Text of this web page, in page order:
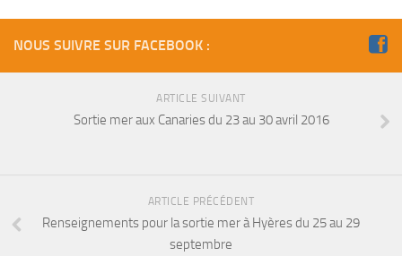
Environnement et Biologie Sub
Formations
Lac Merveilleux
NAGE
NOUS SUIVRE SUR FACEBOOK :
ARTICLE SUIVANT
Sortie mer aux Canaries du 23 au 30 avril 2016
ARTICLE PRÉCÉDENT
Renseignements pour la sortie mer à Hyères du 25 au 29
septembre